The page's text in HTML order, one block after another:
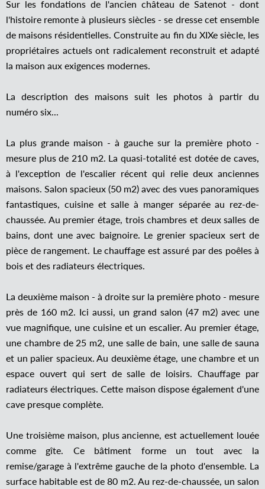
Sur les fondations de l'ancien château de Satenot - dont
l'histoire remonte à plusieurs siècles - se dresse cet ensemble
de maisons résidentielles. Construite au fin du XIXe siècle, les
propriétaires actuels ont radicalement reconstruit et adapté
la maison aux exigences modernes.
La description des maisons suit les photos à partir du
numéro six...
La plus grande maison - à gauche sur la première photo -
mesure plus de 210 m2. La quasi-totalité est dotée de caves,
à l'exception de l'escalier récent qui relie deux anciennes
maisons. Salon spacieux (50 m2) avec des vues panoramiques
fantastiques, cuisine et salle à manger séparée au rez-de-
chaussée. Au premier étage, trois chambres et deux salles de
bains, dont une avec baignoire. Le grenier spacieux sert de
pièce de rangement. Le chauffage est assuré par des poêles à
bois et des radiateurs électriques.
La deuxième maison - à droite sur la première photo - mesure
près de 160 m2. Ici aussi, un grand salon (47 m2) avec une
vue magnifique, une cuisine et un escalier. Au premier étage,
une chambre de 25 m2, une salle de bain, une salle de sauna
et un palier spacieux. Au deuxième étage, une chambre et un
espace ouvert qui sert de salle de loisirs. Chauffage par
radiateurs électriques. Cette maison dispose également d'une
cave presque complète.
Une troisième maison, plus ancienne, est actuellement louée
comme gîte. Ce bâtiment forme un tout avec la
remise/garage à l'extrême gauche de la photo d'ensemble. La
surface habitable est de 80 m2. Au rez-de-chaussée, un salon